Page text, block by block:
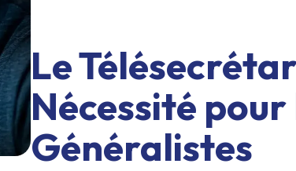
Le
Nécessité
Généralistes